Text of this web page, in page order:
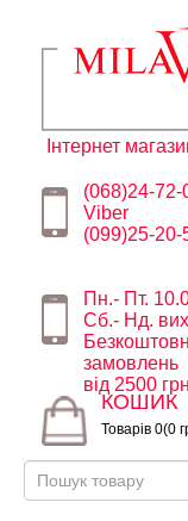
Інтернет
(068)24-72-
Viber
(099)25-20-
Пн.- Пт.
Сб.- Нд.
замовлень
від 2500
КОШИК
Товарів 0(0